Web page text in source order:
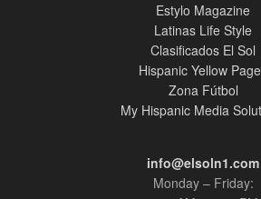
Estylo Magazine
Latinas Life Style
Clasificados El Sol
Hispanic Yellow
Zona Fútbol
My Hispanic Media
info@elsoln1.com
Monday – Friday: